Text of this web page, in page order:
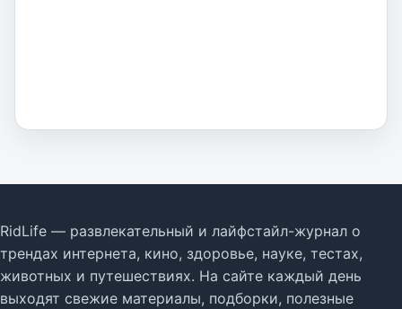
RidLife — развлекательный и лайфстайл-журнал о
трендах интернета, кино, здоровье, науке, тестах,
животных и путешествиях. На сайте каждый день
выходят свежие материалы, подборки, полезные